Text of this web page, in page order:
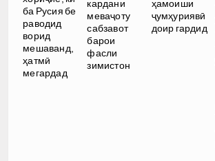
ба Русия бе
раводид
ворид
мешаванд,
ҳатмӣ
мегардад
кардани
меваҷоту
сабзавот
барои
фасли
зимистон
ҳамоиши
ҷумҳуриявӣ
доир гардид